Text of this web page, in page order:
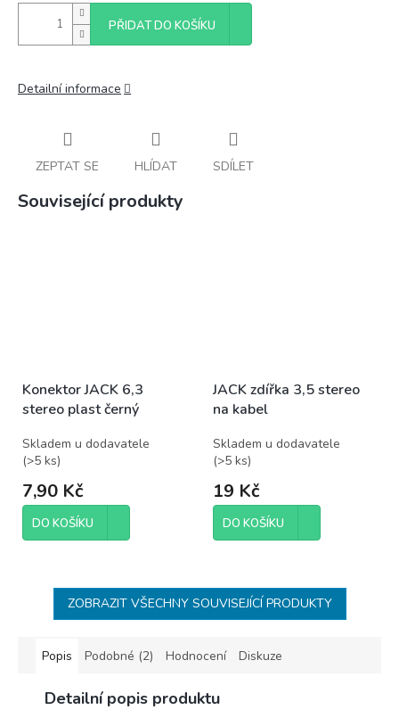
PŘIDAT DO KOŠÍKU
Detailní informace
ZEPTAT SE HLÍDAT SDÍLET
Související produkty
Konektor JACK 6,3
stereo plast černý
Skladem u dodavatele
(>5 ks)
7,90 Kč
DO KOŠÍKU
JACK zdířka 3,5 stereo
na kabel
Skladem u dodavatele
(>5 ks)
19 Kč
DO KOŠÍKU
ZOBRAZIT VŠECHNY SOUVISEJÍCÍ PRODUKTY
Popis Podobné (2) Hodnocení Diskuze
Detailní popis produktu